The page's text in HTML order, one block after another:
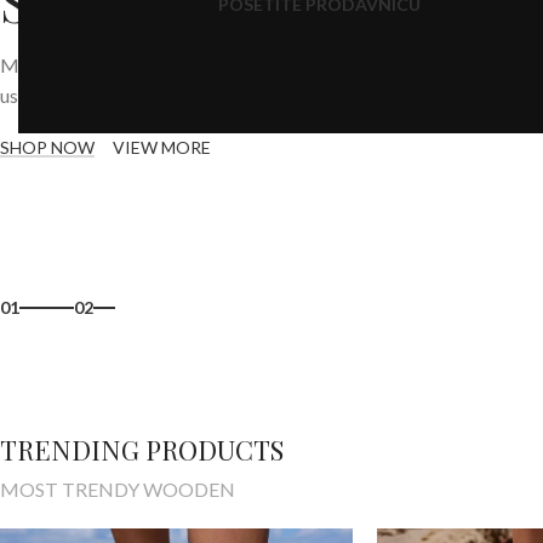
POSETITE PRODAVNICU
Many desktop publishing packages and web page editors now
use lorem ipsum as their default.
SHOP NOW VIEW MORE
01 02
TRENDING PRODUCTS
MOST TRENDY WOODEN